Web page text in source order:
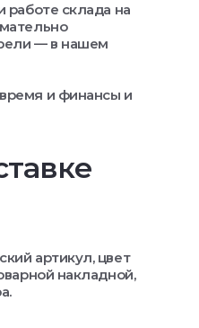
работе склада на
— в нашем
и финансы и
артикул, цвет
накладной,